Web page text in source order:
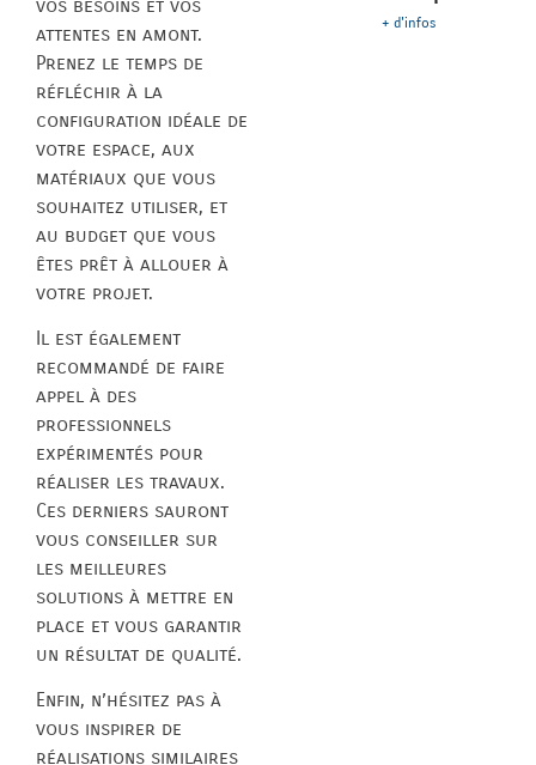
vos besoins et vos
attentes en amont.
Prenez le temps de
réfléchir à la
configuration idéale de
votre espace, aux
matériaux que vous
souhaitez utiliser, et
au budget que vous
êtes prêt à allouer à
votre projet.
Il est également
recommandé de faire
appel à des
professionnels
expérimentés pour
réaliser les travaux.
Ces derniers sauront
vous conseiller sur
les meilleures
solutions à mettre en
place et vous garantir
un résultat de qualité.
Enfin, n’hésitez pas à
vous inspirer de
réalisations similaires
+ d'infos